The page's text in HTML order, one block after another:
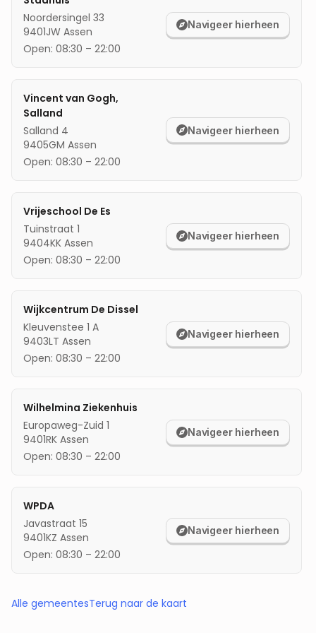
Noordersingel 33
9401JW Assen
Open: 08:30 – 22:00
Navigeer hierheen
Vincent van Gogh,
Salland
Salland 4
9405GM Assen
Open: 08:30 – 22:00
Navigeer hierheen
Vrijeschool De Es
Tuinstraat 1
9404KK Assen
Open: 08:30 – 22:00
Navigeer hierheen
Wijkcentrum De Dissel
Kleuvenstee 1 A
9403LT Assen
Open: 08:30 – 22:00
Navigeer hierheen
Wilhelmina Ziekenhuis
Europaweg-Zuid 1
9401RK Assen
Open: 08:30 – 22:00
Navigeer hierheen
WPDA
Javastraat 15
9401KZ Assen
Open: 08:30 – 22:00
Navigeer hierheen
Alle gemeentesTerug naar de kaart
locatie